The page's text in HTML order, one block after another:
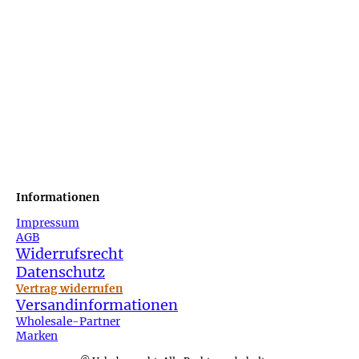
Informationen
Impressum
AGB
Widerrufsrecht
Datenschutz
Vertrag widerrufen
Versandinformationen
Wholesale-Partner
Marken